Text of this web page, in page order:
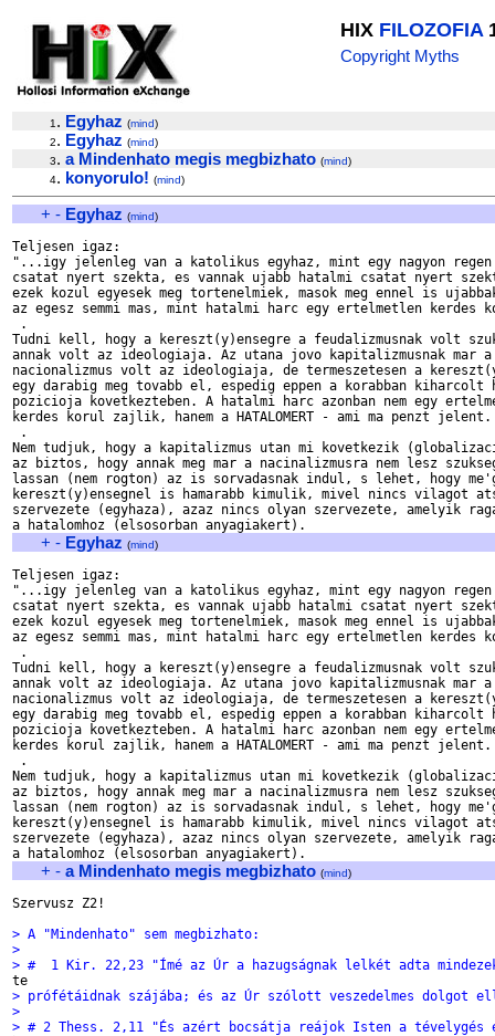
HIX FILOZOFIA
Copyright Myths
1 . Egyhaz (mind)
2. Egyhaz (mind)
3. a Mindenhato megis megbizhato (mind)
4. konyorulo! (mind)
+ - Egyhaz (mind)
Teljesen igaz:
"...igy jelenleg van a katolikus egyhaz, mint egy nagyon
csatat nyert szekta, es vannak ujabb hatalmi csatat nyert
ezek kozul egyesek meg tortenelmiek, masok meg ennel is
az egesz semmi mas, mint hatalmi harc egy ertelmetlen kerdes
.
Tudni kell, hogy a kereszt(y)ensegre a feudalizmusnak volt
annak volt az ideologiaja. Az utana jovo kapitalizmusnak mar a
nacionalizmus volt az ideologiaja, de termeszetesen a
egy darabig meg tovabb el, espedig eppen a korabban kiharcolt
pozicioja kovetkezteben. A hatalmi harc azonban nem egy
kerdes korul zajlik, hanem a HATALOMERT - ami ma penzt jelent.
.
Nem tudjuk, hogy a kapitalizmus utan mi kovetkezik
az biztos, hogy annak meg mar a nacinalizmusra nem lesz
lassan (nem rogton) az is sorvadasnak indul, s lehet, hogy
kereszt(y)ensegnel is hamarabb kimulik, mivel nincs vilagot
szervezete (egyhaza), azaz nincs olyan szervezete, amelyik
+ - Egyhaz (mind)
Teljesen igaz:
"...igy jelenleg van a katolikus egyhaz, mint egy nagyon
csatat nyert szekta, es vannak ujabb hatalmi csatat nyert
ezek kozul egyesek meg tortenelmiek, masok meg ennel is
az egesz semmi mas, mint hatalmi harc egy ertelmetlen kerdes
.
Tudni kell, hogy a kereszt(y)ensegre a feudalizmusnak volt
annak volt az ideologiaja. Az utana jovo kapitalizmusnak mar a
nacionalizmus volt az ideologiaja, de termeszetesen a
egy darabig meg tovabb el, espedig eppen a korabban kiharcolt
pozicioja kovetkezteben. A hatalmi harc azonban nem egy
kerdes korul zajlik, hanem a HATALOMERT - ami ma penzt jelent.
.
Nem tudjuk, hogy a kapitalizmus utan mi kovetkezik
az biztos, hogy annak meg mar a nacinalizmusra nem lesz
lassan (nem rogton) az is sorvadasnak indul, s lehet, hogy
kereszt(y)ensegnel is hamarabb kimulik, mivel nincs vilagot
szervezete (egyhaza), azaz nincs olyan szervezete, amelyik
+ - a Mindenhato megis megbizhato (mind)
Szervusz Z2!
> A "Mindenhato" sem megbizhato:
>
> #  1 Kir. 22,23 "Ímé az Úr a hazugságnak lelkét adta
> prófétáidnak szájába; és az Úr szólott veszedelmes dolgot
>
> # 2 Thess. 2,11 "És azért bocsátja reájok Isten a